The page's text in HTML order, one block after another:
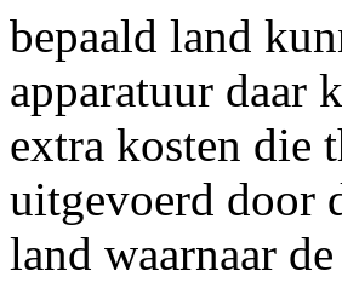
bepaald land
apparatuur daar
extra kosten die
uitgevoerd door
land waarnaar